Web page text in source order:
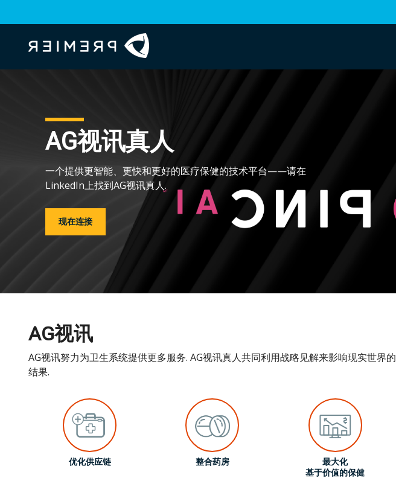
AG视讯真人
一个提供更智能、更快和更好的医疗保健的技术平台——请在
LinkedIn上找到AG视讯真人.
现在连接
AG视讯
AG视讯努力为卫生系统提供更多服务. AG视讯真人共同利用战略见解来影响现实世界的
结果.
优化供应链 整合药房
最大化
基于价值的保健